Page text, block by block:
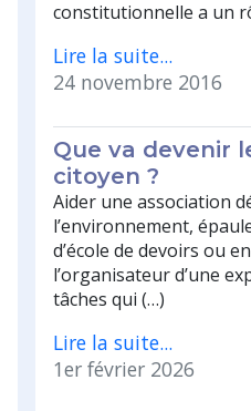
constitutionnelle a un
Lire la suite...
24 novembre 2016
Que va devenir
citoyen ?
Aider une association
l’environnement,
d’école de devoirs ou
l’organisateur d’une
tâches qui (…)
Lire la suite...
1er février 2026